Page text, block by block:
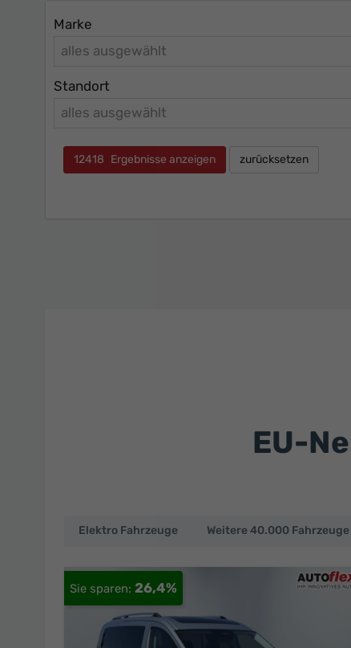
Marke
alles ausgewählt
Standort
alles ausgewählt
12418 Ergebnisse anzeigen zurücksetzen
EU-
Neuwagen
und
deutsche
Fahrzeuge
Elektro Fahrzeuge Weitere 40.000 Fahrzeuge
26,4%